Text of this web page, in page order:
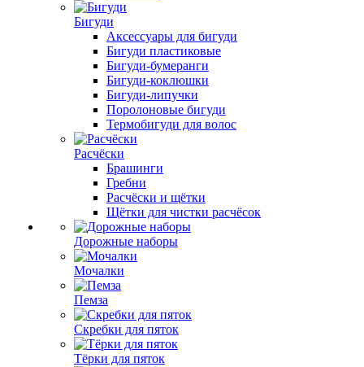
Бигуди
Аксессуары для бигуди
Бигуди пластиковые
Бигуди-бумеранги
Бигуди-коклюшки
Бигуди-липучки
Поролоновые бигуди
Термобигуди для волос
Расчёски
Брашинги
Гребни
Расчёски и щётки
Щётки для чистки расчёсок
Дорожные наборы
Мочалки
Пемза
Скребки для пяток
Тёрки для пяток